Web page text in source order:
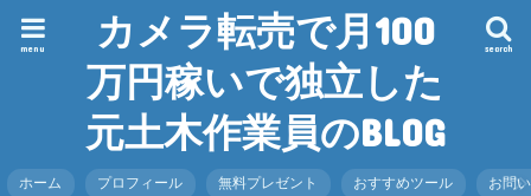
カメラ転売で月100
万円稼いで独立した
元土木作業員のBLOG
search
menu
ホーム プロフィール 無料プレゼント おすすめツール お問